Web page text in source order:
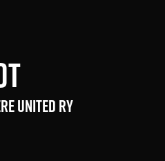
UNITED RY